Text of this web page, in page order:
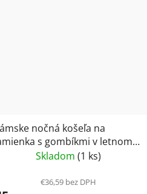
nočná košeľa na
s gombíkmi v letnom
Vamp 24075
Skladom (1 ks)
€36,59 bez DPH